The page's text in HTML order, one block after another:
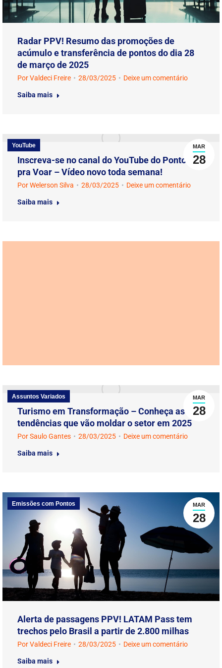
Radar PPV! Resumo das promoções de
acúmulo e transferência de pontos do dia 28
de março de 2025
PorValdeci Freire 28/03/2025 Deixe um comentário
Saiba mais
MAR
28
YouTube
Inscreva-se no canal do YouTube do Pontos
pra Voar – Vídeo novo toda semana!
PorWelerson Silva 28/03/2025 Deixe um comentário
Saiba mais
MAR
28
Assuntos Variados
Turismo em Transformação – Conheça as 19
tendências que vão moldar o setor em 2025
PorSaulo Gantes 28/03/2025 Deixe um comentário
Saiba mais
MAR
28
Emissões com Pontos
Alerta de passagens PPV! LATAM Pass tem
trechos pelo Brasil a partir de 2.800 milhas
PorValdeci Freire 28/03/2025 Deixe um comentário
Saiba mais